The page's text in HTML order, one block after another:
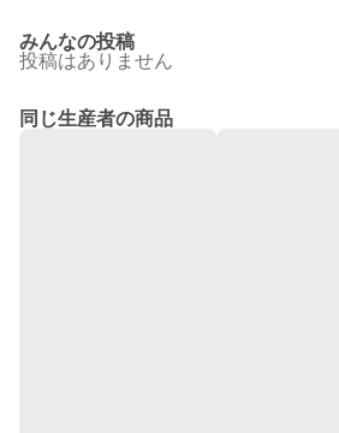
みんなの投稿
投稿はありません
同じ生産者の商品